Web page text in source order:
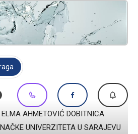
TELEVIZIJA VOGOŠĆA
AHMETOVIĆ DOBITNICA
UNIVERZITETA U SARAJEVU